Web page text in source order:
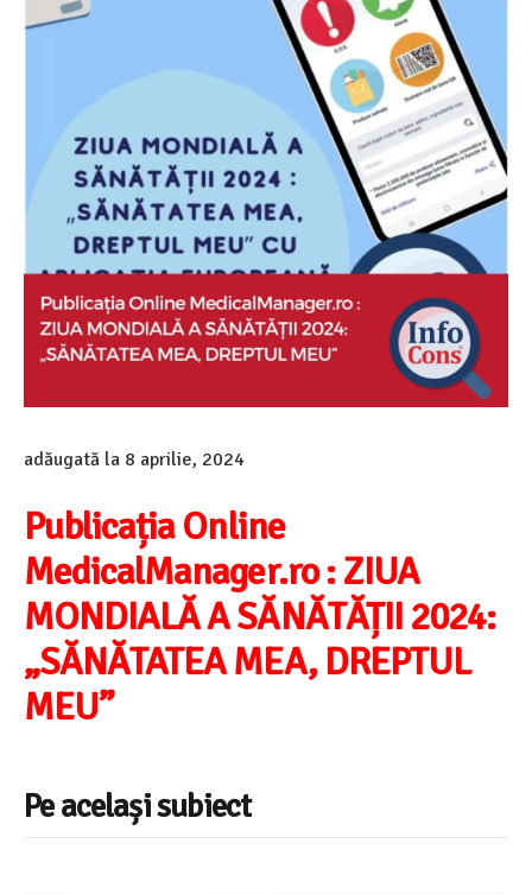
adăugată la 8 aprilie, 2024
Publicația Online
MedicalManager.ro : ZIUA
MONDIALĂ A SĂNĂTĂȚII 2024:
„SĂNĂTATEA MEA, DREPTUL
MEU”
Pe același subiect